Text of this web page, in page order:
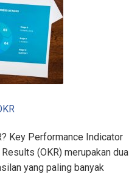
Key Performance Indicator
(OKR) merupakan dua
yang paling banyak